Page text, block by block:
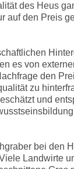
des Heus
auf den Preis
es von
den
zu
und
bei den
Landwirte